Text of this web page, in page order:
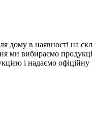
в наявності на
вибираємо продукцію
і надаємо офіційну